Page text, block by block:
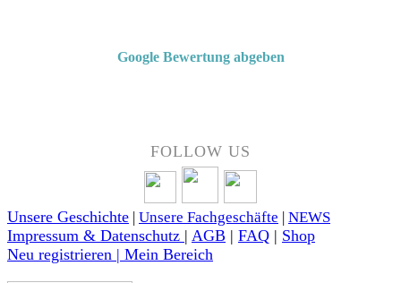
Google Bewertung abgeben
FOLLOW US
Unsere Geschichte | Unsere Fachgeschäfte | NEWS
Impressum & Datenschutz | AGB | FAQ | Shop
Neu registrieren | Mein Bereich